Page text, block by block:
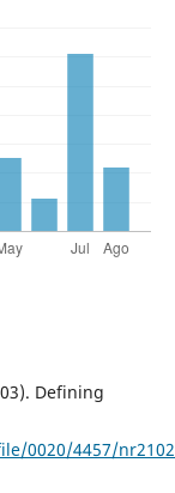
Defining
0020/4457/